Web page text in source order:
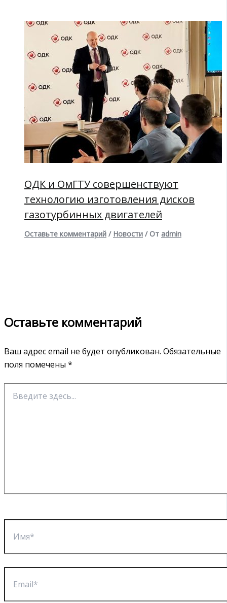
ОДК и ОмГТУ совершенствуют
технологию изготовления дисков
газотурбинных двигателей
Оставьте комментарий / Новости / От admin
Оставьте комментарий
Ваш адрес email не будет опубликован. Обязательные
поля помечены *
здесь...
Имя*
Email*